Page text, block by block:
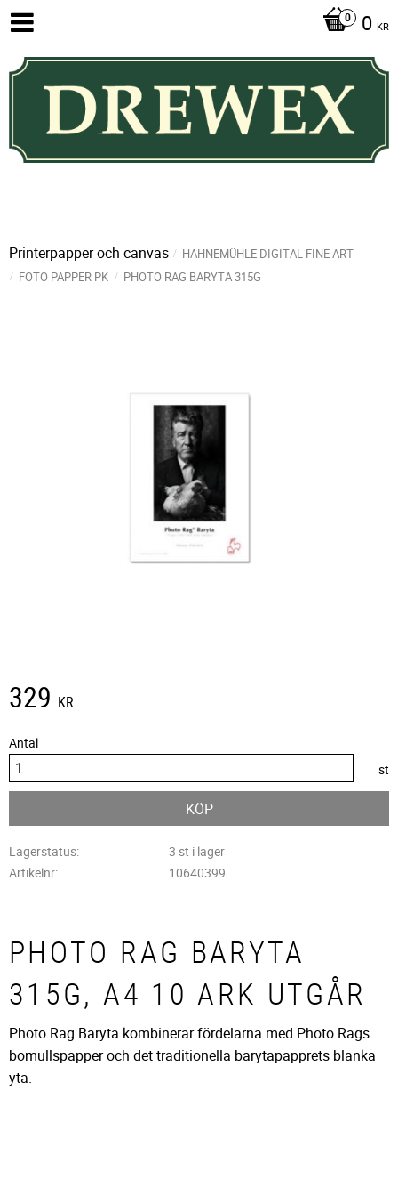
0 KR
Printerpapper och canvas
HAHNEMÜHLE DIGITAL FINE ART
FOTO PAPPER PK
PHOTO RAG BARYTA 315G
329 KR
Antal
st
KÖP
Lagerstatus
3 st i lager
Artikelnr
10640399
PHOTO RAG BARYTA
315G, A4 10 ARK UTGÅR
Photo Rag Baryta kombinerar fördelarna med Photo Rags
bomullspapper och det traditionella barytapapprets blanka
yta.